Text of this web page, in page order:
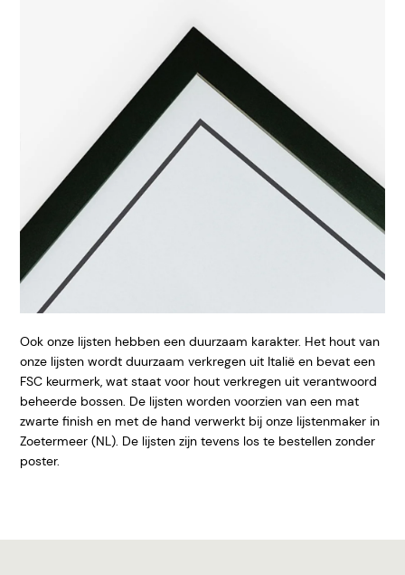
Ook onze lijsten hebben een duurzaam karakter. Het hout van
onze lijsten wordt duurzaam verkregen uit Italië en bevat een
FSC keurmerk, wat staat voor hout verkregen uit verantwoord
beheerde bossen. De lijsten worden voorzien van een mat
zwarte finish en met de hand verwerkt bij onze lijstenmaker in
Zoetermeer (NL). De lijsten zijn tevens los te bestellen zonder
poster.